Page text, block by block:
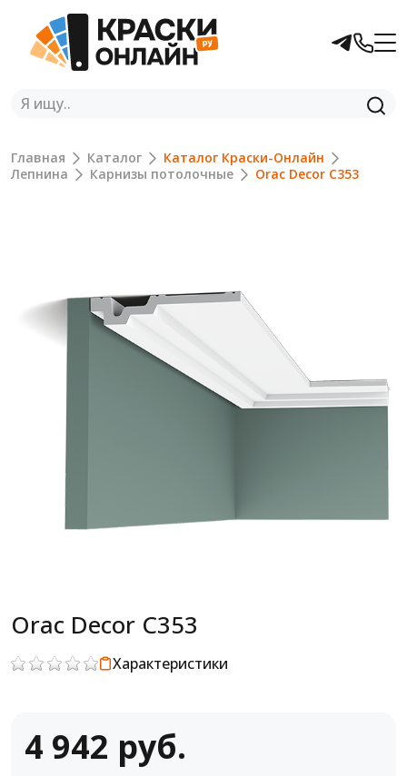
Главная Каталог
Каталог Краски-Онлайн
Лепнина
Карнизы потолочные Orac Decor C353
Orac Decor C353
Характеристики
4 942 руб.